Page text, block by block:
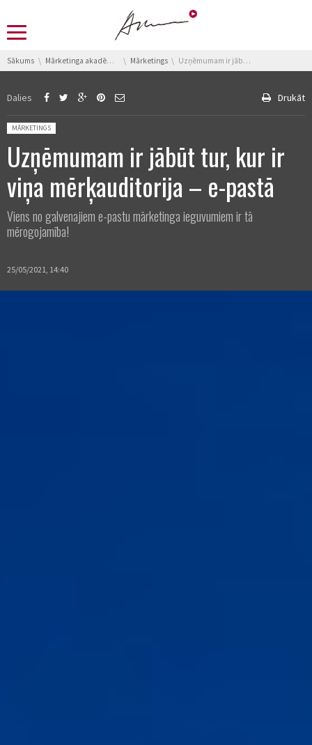
You are here:
Sākums Mārketinga akadēmija Mārketings Uzņēmumam ir jābūt tur, kur ir viņa mērķauditorija – e-pastā
Dalies Drukāt
Posted in:
MĀRKETINGS
Uzņēmumam ir jābūt tur, kur ir
viņa mērķauditorija – e-pastā
Viens no galvenajiem e-pastu mārketinga ieguvumiem ir tā
mērogojamība!
25/05/2021, 14:40